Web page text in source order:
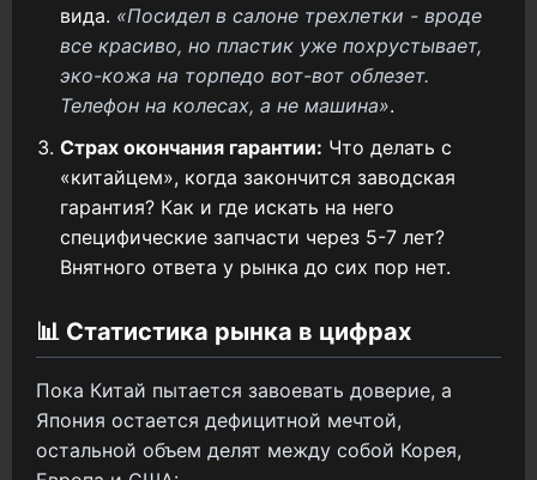
вида. «Посидел в салоне трехлетки - вроде
все красиво, но пластик уже похрустывает,
эко-кожа на торпедо вот-вот облезет.
Телефон на колесах, а не машина».
Страх окончания гарантии: Что делать с
«китайцем», когда закончится заводская
гарантия? Как и где искать на него
специфические запчасти через 5-7 лет?
Внятного ответа у рынка до сих пор нет.
📊 Статистика рынка в цифрах
Пока Китай пытается завоевать доверие, а
Япония остается дефицитной мечтой,
остальной объем делят между собой Корея,